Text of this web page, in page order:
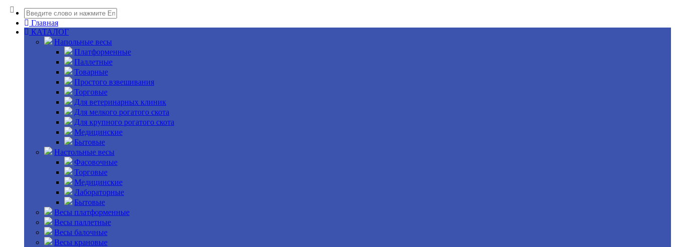
Главная
КАТАЛОГ
Напольные весы
Платформенные
Паллетные
Товарные
Простого взвешивания
Торговые
Для ветеринарных клиник
Для мелкого рогатого скота
Для крупного рогатого скота
Медицинские
Бытовые
Настольные весы
Фасовочные
Торговые
Медицинские
Лабораторные
Бытовые
Весы платформенные
Весы паллетные
Весы балочные
Весы крановые